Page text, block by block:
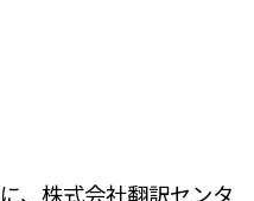
、株式会社翻訳センタ